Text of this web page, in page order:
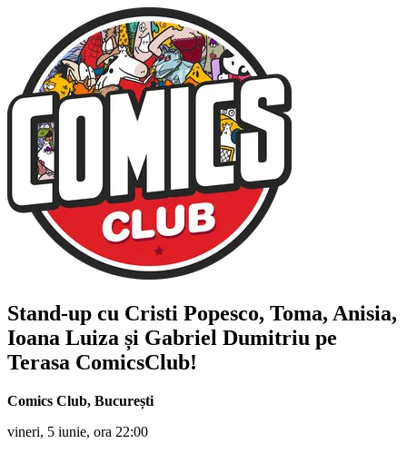
Stand-up cu Cristi Popesco, Toma, Anisia,
Ioana Luiza și Gabriel Dumitriu pe
Terasa ComicsClub!
Comics Club, București
vineri, 5 iunie, ora 22:00